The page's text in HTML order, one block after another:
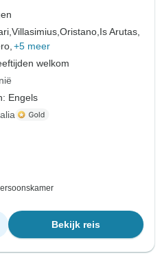
Villasimius,Oristano, Is Arutas,
+5 meer
welkom
Engels
Bekijk reis